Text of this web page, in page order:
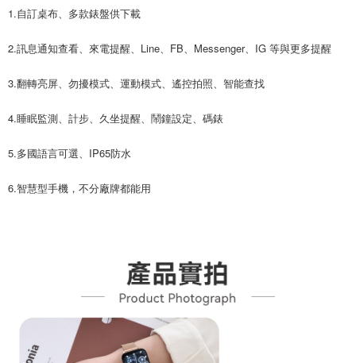
1.自訂桌布、多款錶盤供下載
2.訊息通知查看、來電提醒、Line、FB、Messenger、IG 等與更多提醒
3.翻轉亮屏、勿擾模式、運動模式、遙控拍照、智能查找
4.睡眠監測、計步、久坐提醒、鬧鐘設定、碼錶
5.多國語言可選、IP65防水
6.智慧型手機，不分廠牌都能用